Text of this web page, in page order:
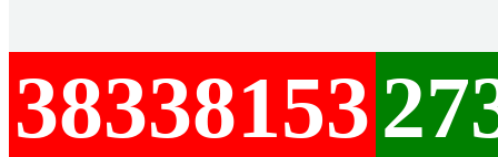
38338153